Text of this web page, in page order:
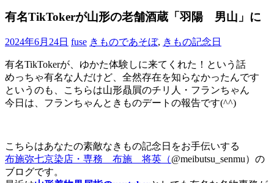
有名TikTokerが山形の老舗酒蔵「羽陽 男山」に
2024年6月24日 fuse きものであそぼ, きもの記念日
有名TikTokerが、ゆかた体験しに来てくれた！という話
めっちゃ有名な人だけど、全然存在を知らなかったんです
というのも、こちらは山形贔屓のチリ人・フランちゃん
今日は、フランちゃんときものデートの報告です(^^)
こちらはあなたの素敵なきもの記念日をお手伝いする
布施弥七京染店・専務 布施 将英（@meibutsu_senmu）の
ブログです。